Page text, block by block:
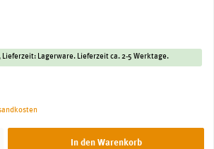
Lagerware. Lieferzeit ca. 2-5 Werktage.
In den Warenkorb